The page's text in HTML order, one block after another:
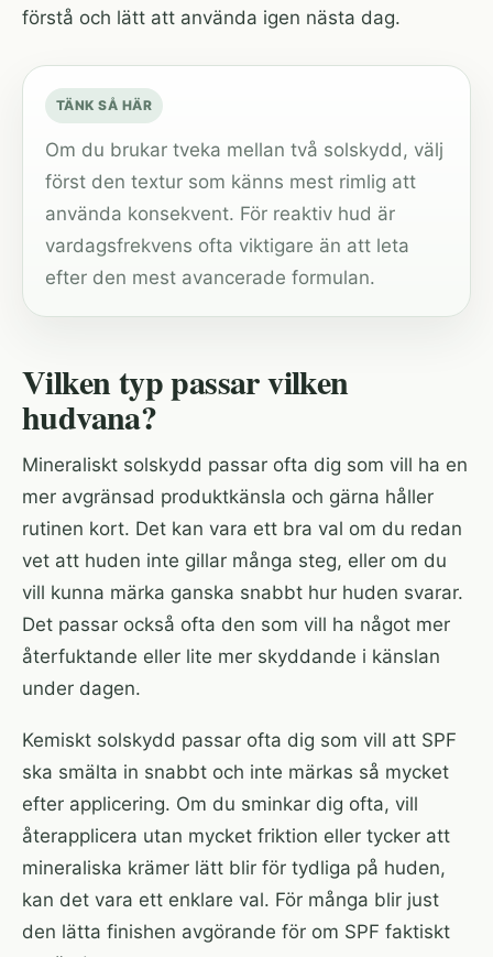
förstå och lätt att använda igen nästa dag.
TÄNK SÅ HÄR
Om du brukar tveka mellan två solskydd, välj
först den textur som känns mest rimlig att
använda konsekvent. För reaktiv hud är
vardagsfrekvens ofta viktigare än att leta
efter den mest avancerade formulan.
Vilken typ passar vilken
hudvana?
Mineraliskt solskydd passar ofta dig som vill ha en
mer avgränsad produktkänsla och gärna håller
rutinen kort. Det kan vara ett bra val om du redan
vet att huden inte gillar många steg, eller om du
vill kunna märka ganska snabbt hur huden svarar.
Det passar också ofta den som vill ha något mer
återfuktande eller lite mer skyddande i känslan
under dagen.
Kemiskt solskydd passar ofta dig som vill att SPF
ska smälta in snabbt och inte märkas så mycket
efter applicering. Om du sminkar dig ofta, vill
återapplicera utan mycket friktion eller tycker att
mineraliska krämer lätt blir för tydliga på huden,
kan det vara ett enklare val. För många blir just
den lätta finishen avgörande för om SPF faktiskt